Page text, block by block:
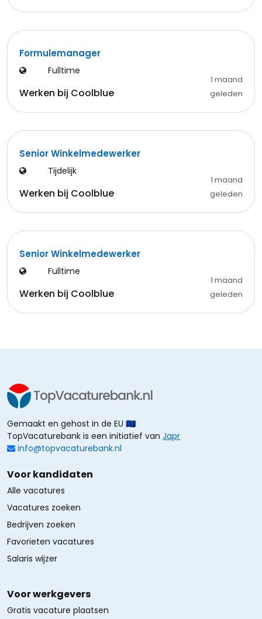
Formulemanager
Fulltime
Werken bij Coolblue
1 maand
geleden
Senior Winkelmedewerker
Tijdelijk
Werken bij Coolblue
1 maand
geleden
Senior Winkelmedewerker
Fulltime
Werken bij Coolblue
1 maand
geleden
Gemaakt en gehost in de EU 🇪🇺
TopVacaturebank is een initiatief van Japr
info@topvacaturebank.nl
Voor kandidaten
Alle vacatures
Vacatures zoeken
Bedrijven zoeken
Favorieten vacatures
Salaris wijzer
Voor werkgevers
Gratis vacature plaatsen